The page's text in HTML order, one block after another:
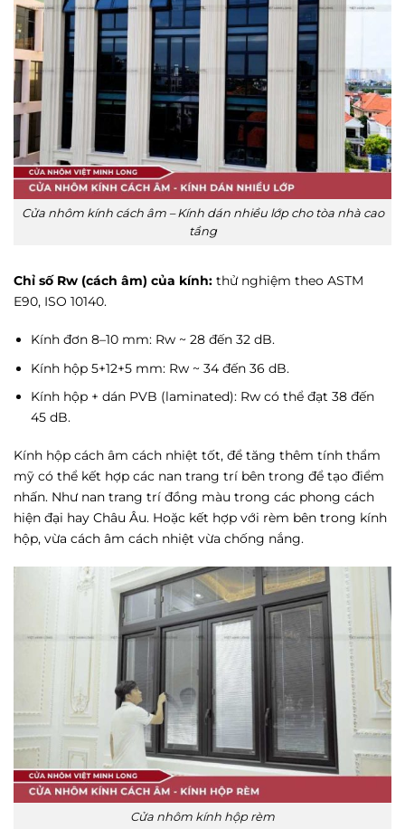
Cửa nhôm kính cách âm – Kính dán nhiều lớp cho tòa nhà cao
tầng
Chỉ số Rw (cách âm) của kính: thử nghiệm theo ASTM
E90, ISO 10140.
Kính đơn 8–10 mm: Rw ~ 28 đến 32 dB.
Kính hộp 5+12+5 mm: Rw ~ 34 đến 36 dB.
Kính hộp + dán PVB (laminated): Rw có thể đạt 38 đến
45 dB.
Kính hộp cách âm cách nhiệt tốt, để tăng thêm tính thẩm
mỹ có thể kết hợp các nan trang trí bên trong để tạo điểm
nhấn. Như nan trang trí đồng màu trong các phong cách
hiện đại hay Châu Âu. Hoặc kết hợp với rèm bên trong kính
hộp, vừa cách âm cách nhiệt vừa chống nắng.
Cửa nhôm kính hộp rèm